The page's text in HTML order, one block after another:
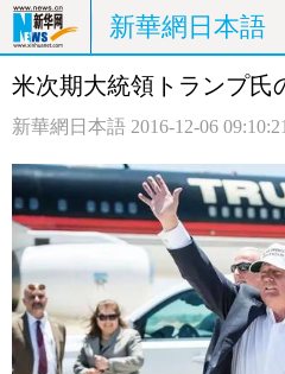
新華網日本語
ホームページ 政治
観光 評論
中日対訳
米次期大統領トランプ氏
新華網日本語 2016-12-06 09:10:21